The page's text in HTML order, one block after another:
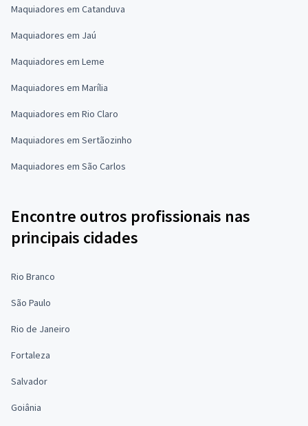
Maquiadores em Catanduva
Maquiadores em Jaú
Maquiadores em Leme
Maquiadores em Marília
Maquiadores em Rio Claro
Maquiadores em Sertãozinho
Maquiadores em São Carlos
Encontre outros profissionais nas
principais cidades
Rio Branco
São Paulo
Rio de Janeiro
Fortaleza
Salvador
Goiânia